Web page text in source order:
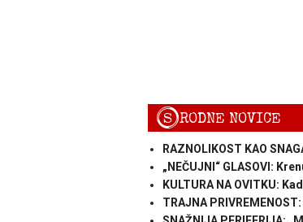
SRODNE NOVICE
RAZNOLIKOST KAO
„NEČUJNI“ GLASOVI:
KULTURA NA OVITKU:
TRAJNA